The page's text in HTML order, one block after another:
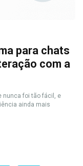
para chats
com a
nunca foi tão fácil, e
ainda mais